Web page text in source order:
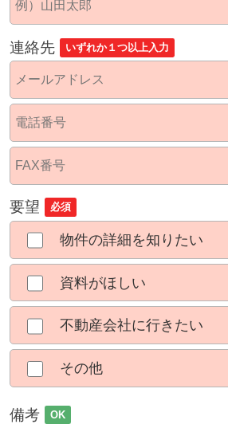
連絡先 いずれか１つ以上入力
要望 必須
物件の詳細を知りたい
資料がほしい
不動産会社に行きたい
その他
備考 OK